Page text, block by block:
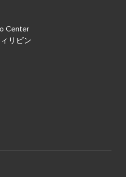
Center
リピン